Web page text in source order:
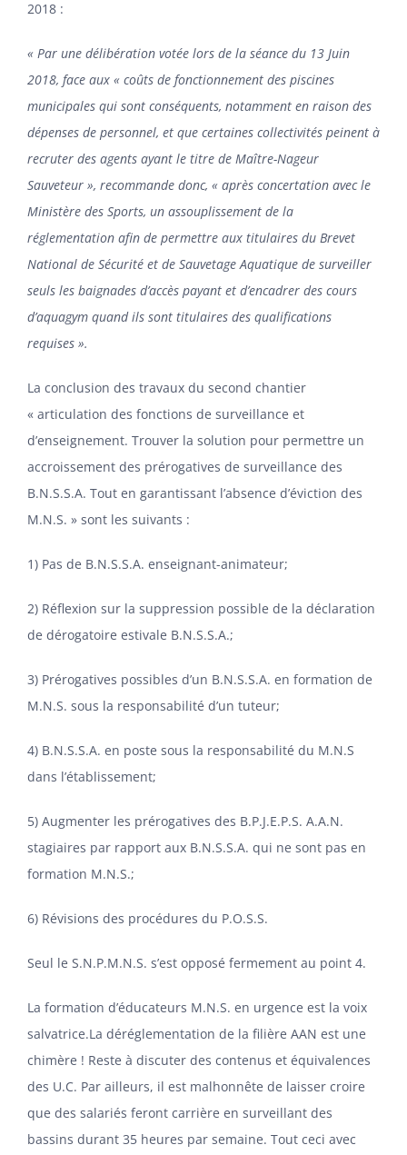
2018 :
« Par une délibération votée lors de la séance du 13 Juin
2018, face aux « coûts de fonctionnement des piscines
municipales qui sont conséquents, notamment en raison des
dépenses de personnel, et que certaines collectivités peinent à
recruter des agents ayant le titre de Maître-Nageur
Sauveteur », recommande donc, « après concertation avec le
Ministère des Sports, un assouplissement de la
réglementation afin de permettre aux titulaires du Brevet
National de Sécurité et de Sauvetage Aquatique de surveiller
seuls les baignades d’accès payant et d’encadrer des cours
d’aquagym quand ils sont titulaires des qualifications
requises ».
La conclusion des travaux du second chantier
« articulation des fonctions de surveillance et
d’enseignement. Trouver la solution pour permettre un
accroissement des prérogatives de surveillance des
B.N.S.S.A. Tout en garantissant l’absence d’éviction des
M.N.S. » sont les suivants :
1) Pas de B.N.S.S.A. enseignant-animateur;
2) Réflexion sur la suppression possible de la déclaration
de dérogatoire estivale B.N.S.S.A.;
3) Prérogatives possibles d’un B.N.S.S.A. en formation de
M.N.S. sous la responsabilité d’un tuteur;
4) B.N.S.S.A. en poste sous la responsabilité du M.N.S
dans l’établissement;
5) Augmenter les prérogatives des B.P.J.E.P.S. A.A.N.
stagiaires par rapport aux B.N.S.S.A. qui ne sont pas en
formation M.N.S.;
6) Révisions des procédures du P.O.S.S.
Seul le S.N.P.M.N.S. s’est opposé fermement au point 4.
La formation d’éducateurs M.N.S. en urgence est la voix
salvatrice.La déréglementation de la filière AAN est une
chimère ! Reste à discuter des contenus et équivalences
des U.C. Par ailleurs, il est malhonnête de laisser croire
que des salariés feront carrière en surveillant des
bassins durant 35 heures par semaine. Tout ceci avec